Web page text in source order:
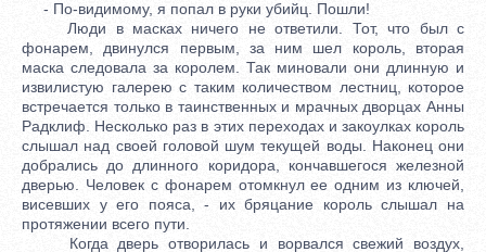
- По-видимому, я попал в руки убийц. Пошли!
Люди в масках ничего не ответили. Тот, что был с
фонарем, двинулся первым, за ним шел король, вторая
маска следовала за королем. Так миновали они длинную и
извилистую галерею с таким количеством лестниц, которое
встречается только в таинственных и мрачных дворцах Анны
Радклиф. Несколько раз в этих переходах и закоулках король
слышал над своей головой шум текущей воды. Наконец они
добрались до длинного коридора, кончавшегося железной
дверью. Человек с фонарем отомкнул ее одним из ключей,
висевших у его пояса, - их бряцание король слышал на
протяжении всего пути.
Когда дверь отворилась и ворвался свежий воздух,